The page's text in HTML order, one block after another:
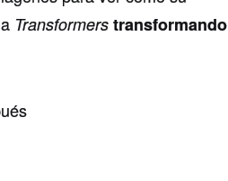
Transformers transformando